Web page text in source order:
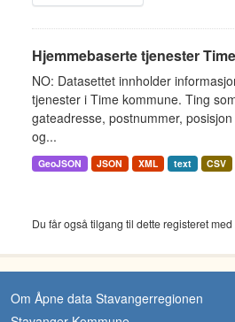
Hjemmebaserte tjenester
NO: Datasettet innholder
tjenester i Time kommune. Ting
gateadresse, postnummer,
og...
GeoJSON JSON XML text CSV
Du får også tilgang til dette registeret med
Om Åpne data Stavangerregionen